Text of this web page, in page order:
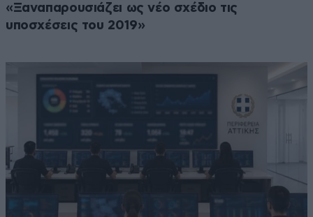
«Ξαναπαρουσιάζει ως νέο σχέδιο τις
υποσχέσεις του 2019»